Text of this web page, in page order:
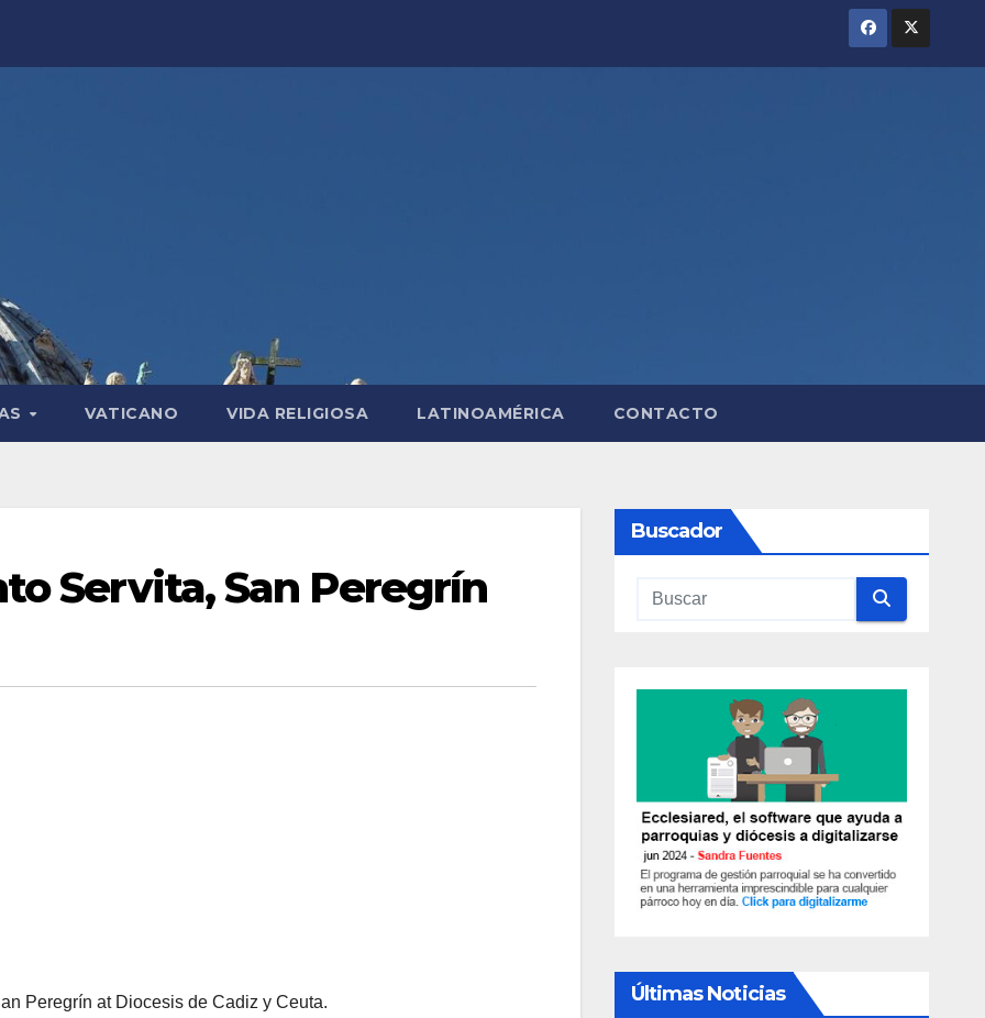
VATICANO VIDA RELIGIOSA LATINOAMÉRICA CONTACTO
Servita, San Peregrín
Peregrín at Diocesis de Cadiz y Ceuta.
Buscador
Últimas Noticias